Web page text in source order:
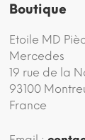
Boutique
Etoile MD
Mercedes
19 rue de la
93100
France